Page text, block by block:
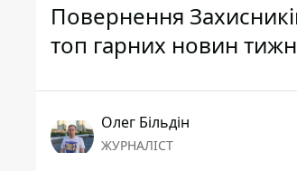
Повернення
топ гарних новин
Олег Більдін
ЖУРНАЛІСТ